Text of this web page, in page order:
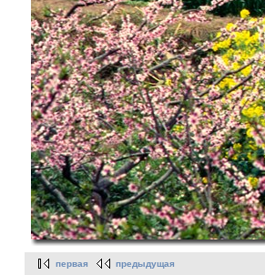
первая предыдущая